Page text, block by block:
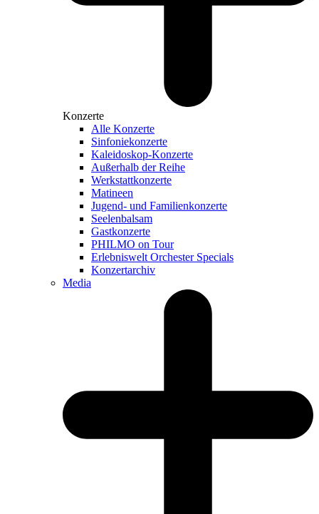
Konzerte
Alle Konzerte
Sinfoniekonzerte
Kaleidoskop-Konzerte
Außerhalb der Reihe
Werkstattkonzerte
Matineen
Jugend- und Familienkonzerte
Seelenbalsam
Gastkonzerte
PHILMO on Tour
Erlebniswelt Orchester Specials
Konzertarchiv
Media